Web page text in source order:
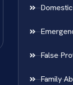
False
Family